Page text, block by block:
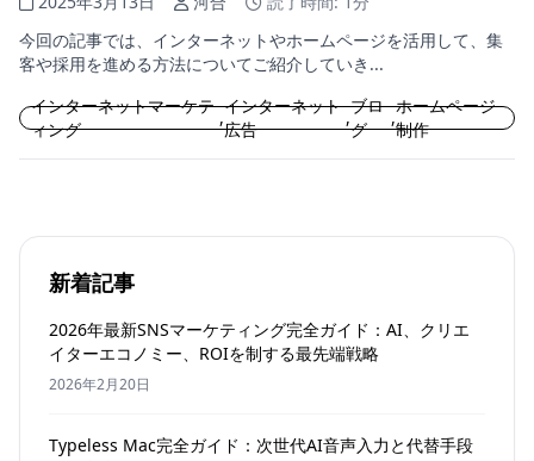
今回の記事では、インターネットやホームページを活用して、集
客や採用を進める方法についてご紹介していき...
インターネットマーケテ
ィング
,
インターネット
広告
,
ブロ
グ
,
ホームページ
制作
新着記事
2026年最新SNSマーケティング完全ガイド：AI、クリエ
イターエコノミー、ROIを制する最先端戦略
2026年2月20日
Typeless Mac完全ガイド：次世代AI音声入力と代替手段